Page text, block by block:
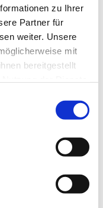
zu Ihrer
Partner für
weiter. Unsere
mit
bereitgestellt
auch